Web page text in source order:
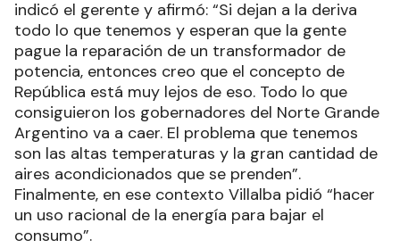
indicó el gerente y afirmó: “Si dejan a la deriva
todo lo que tenemos y esperan que la gente
pague la reparación de un transformador de
potencia, entonces creo que el concepto de
República está muy lejos de eso. Todo lo que
consiguieron los gobernadores del Norte Grande
Argentino va a caer. El problema que tenemos
son las altas temperaturas y la gran cantidad de
aires acondicionados que se prenden”.
Finalmente, en ese contexto Villalba pidió “hacer
un uso racional de la energía para bajar el
consumo”.